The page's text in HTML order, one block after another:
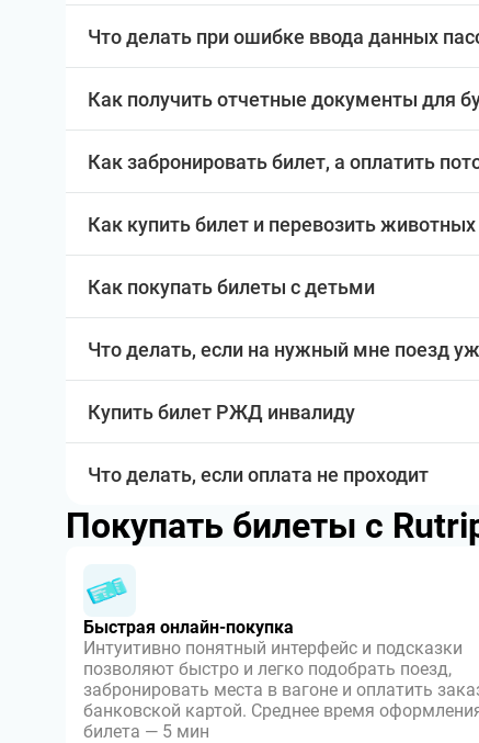
Что делать при ошибке ввода данных
Как получить отчетные документы для
Как забронировать билет, а оплатить
Как купить билет и перевозить животных
Как покупать билеты с детьми
Что делать, если на нужный мне поезд
Купить билет РЖД инвалиду
Что делать, если оплата не проходит
Покупать билеты с
Быстрая онлайн-покупка
Интуитивно понятный интерфейс и подсказки
позволяют быстро и легко подобрать поезд,
забронировать места в вагоне и оплатить
банковской картой. Среднее время
билета — 5 мин